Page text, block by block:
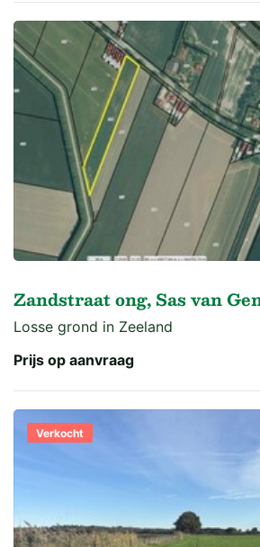
Zandstraat ong, Sas van
Losse grond in Zeeland
Prijs op aanvraag
Verkocht